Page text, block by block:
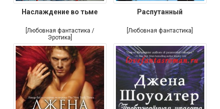
Наслаждение во тьме
[Любовная фантастика /
Эротика]
Распутанный
[Любовная фантастика]